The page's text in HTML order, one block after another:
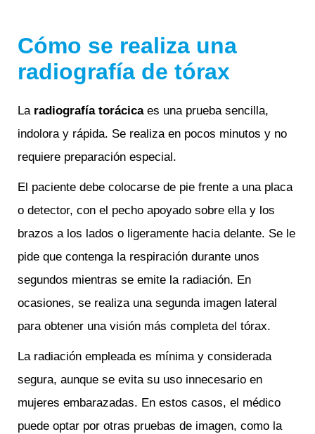
Cómo se realiza una
radiografía de tórax
La radiografía torácicaes una prueba sencilla,
indolora y rápida. Se realiza en pocos minutos y no
requiere preparación especial.
El paciente debe colocarse de pie frente a una placa
o detector, con el pecho apoyado sobre ella y los
brazos a los lados o ligeramente hacia delante. Se le
pide que contenga la respiración durante unos
segundos mientras se emite la radiación. En
ocasiones, se realiza una segunda imagen lateral
para obtener una visión más completa del tórax.
La radiación empleada es mínima y considerada
segura, aunque se evita su uso innecesario en
mujeres embarazadas. En estos casos, el médico
puede optar por otras pruebas de imagen, como la